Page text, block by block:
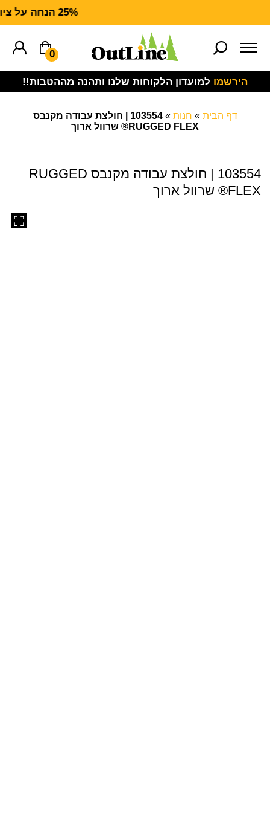
25% הנחה על ציוד מנדף CARHARTT FORCE
0
הירשמו למועדון הלקוחות שלנו ותהנה מההטבות!!
דף הבית » חנות »
103554 | חולצת עבודה מקנבס
RUGGED FLEX® שרוול ארוך
103554 | חולצת עבודה מקנבס RUGGED
FLEX® שרוול ארוך